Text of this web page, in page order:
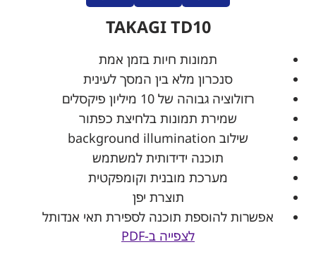
TAKAGI TD10
תמונות חיות בזמן אמת
סנכרון מלא בין המסך לעינית
רזולוציה גבוהה של 10 מיליון פיקסלים
שמירת תמונות בלחיצת כפתור
שילוב background illumination
תוכנה ידידותית למשתמש
מערכת מובנית וקומפקטית
תוצרת יפן
אפשרות להוספת תוכנה לספירת תאי אנדותל
לצפייה ב-PDF